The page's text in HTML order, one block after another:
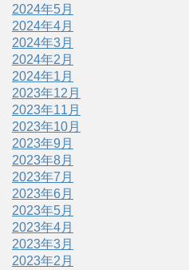
2024年5月
2024年4月
2024年3月
2024年2月
2024年1月
2023年12月
2023年11月
2023年10月
2023年9月
2023年8月
2023年7月
2023年6月
2023年5月
2023年4月
2023年3月
2023年2月